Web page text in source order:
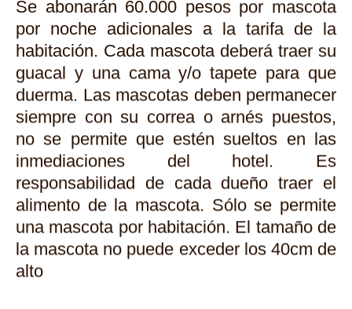
Se abonarán 60.000 pesos por mascota
por noche adicionales a la tarifa de la
habitación. Cada mascota deberá traer su
guacal y una cama y/o tapete para que
duerma. Las mascotas deben permanecer
siempre con su correa o arnés puestos,
no se permite que estén sueltos en las
inmediaciones del hotel. Es
responsabilidad de cada dueño traer el
alimento de la mascota. Sólo se permite
una mascota por habitación. El tamaño de
la mascota no puede exceder los 40cm de
alto